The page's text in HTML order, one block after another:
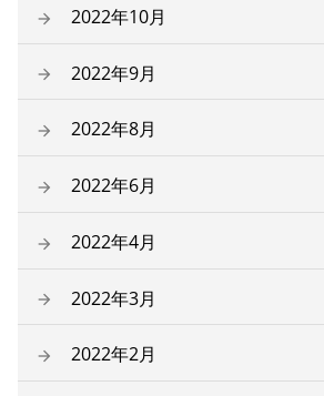
2022年10月
2022年9月
2022年8月
2022年6月
2022年4月
2022年3月
2022年2月